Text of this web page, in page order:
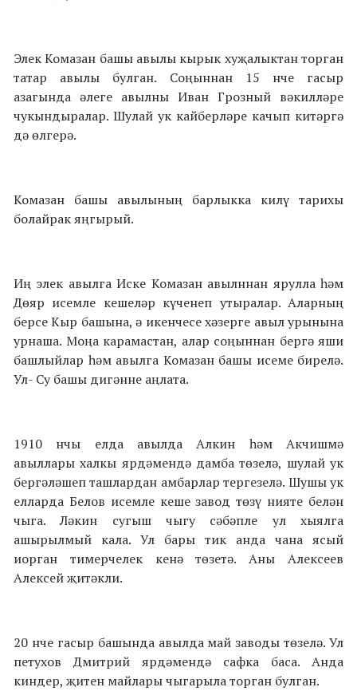
Элек Комазан башы авылы кырык хуҗалыктан торган
татар авылы булган. Соңыннан 15 нче гасыр
азагында әлеге авылны Иван Грозный вәкилләре
чукындыралар. Шулай ук кайберләре качып китәргә
дә өлгерә.
Комазан башы авылының барлыкка килү тарихы
болайрак яңгырый.
Иң элек авылга Иске Комазан авылннан ярулла һәм
Дөяр исемле кешеләр күченеп утыралар. Аларның
берсе Кыр башына, ә икенчесе хәзерге авыл урынына
урнаша. Моңа карамастан, алар соңыннан бергә яши
башлыйлар һәм авылга Комазан башы исеме бирелә.
Ул- Су башы дигәнне аңлата.
1910 нчы елда авылда Алкин һәм Акчишмә
авыллары халкы ярдәмендә дамба төзелә, шулай ук
бергәләшеп ташлардан амбарлар тергезелә. Шушы ук
елларда Белов исемле кеше завод төзү нияте белән
чыга. Ләкин сугыш чыгу сәбәпле ул хыялга
ашырылмый кала. Ул бары тик анда чана ясый
иорган тимерчелек кенә төзетә. Аны Алексеев
Алексей җитәкли.
20 нче гасыр башында авылда май заводы төзелә. Ул
петухов Дмитрий ярдәмендә сафка баса. Анда
киндер, җитен майлары чыгарыла торган булган.